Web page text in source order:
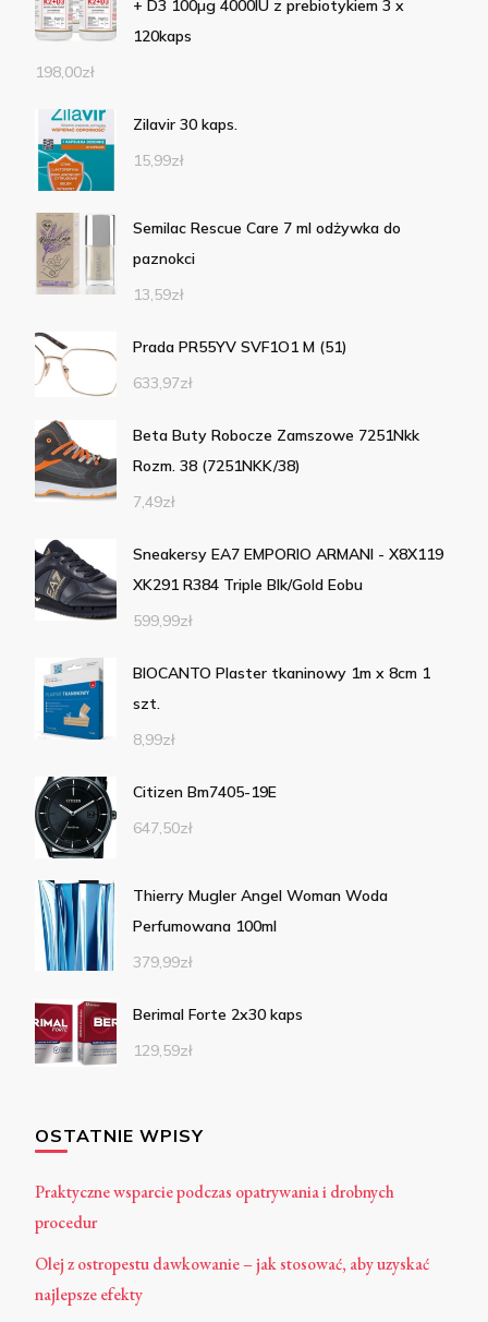
+ D3 100µg 4000IU z prebiotykiem 3 x
120kaps
198,00zł
Zilavir 30 kaps.
15,99zł
Semilac Rescue Care 7 ml odżywka do
paznokci
13,59zł
Prada PR55YV SVF1O1 M (51)
633,97zł
Beta Buty Robocze Zamszowe 7251Nkk
Rozm. 38 (7251NKK/38)
7,49zł
Sneakersy EA7 EMPORIO ARMANI - X8X119
XK291 R384 Triple Blk/Gold Eobu
599,99zł
BIOCANTO Plaster tkaninowy 1m x 8cm 1
szt.
8,99zł
Citizen Bm7405-19E
647,50zł
Thierry Mugler Angel Woman Woda
Perfumowana 100ml
379,99zł
Berimal Forte 2x30 kaps
129,59zł
OSTATNIE WPISY
Praktyczne wsparcie podczas opatrywania i drobnych
procedur
Olej z ostropestu dawkowanie – jak stosować, aby uzyskać
najlepsze efekty